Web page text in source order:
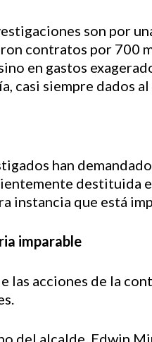
son por
contratos por 700
en gastos
casi siempre dados
han
destituida
instancia que está
imparable
las acciones de la
del alcalde, Edwin